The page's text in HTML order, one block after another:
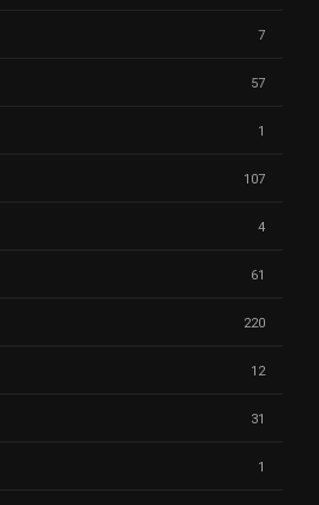
7
57
1
107
4
61
220
12
31
1